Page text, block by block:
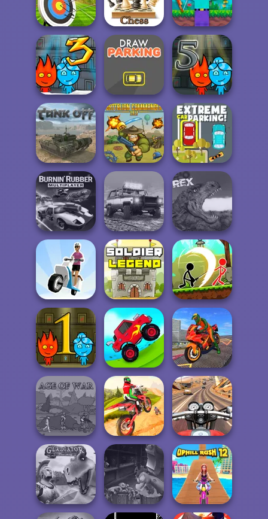
Traffic Jam 3D
Champion
Ahead
Archery World
Tour
Chess Multi
Player
Noob vs 1000
Zombies!
Baiatul Foc si
Fata Apa 3
Draw Parking
Baiatul Foc si
Fata Apa 5
Tank Off
Battalion
Commander 1917
Extreme Car
Parking
Burnin' Rubber
Multiplayer
Offroad Masters
Challenge
Rio Rex
Delivery Racer Soldier Legend
Stickman
Archero Fight
Fata Foc si
Baiatul Apa in
Tem...
Uphill Racing 2
Bike Stunt
Driving
Simulator 3...
Age of War
Dirt Bike Stunts
3D
Moto Road Rash
3D